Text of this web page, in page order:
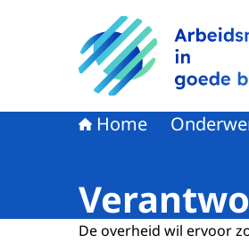
Naar de homepage
Home
De overheid wil ervoor